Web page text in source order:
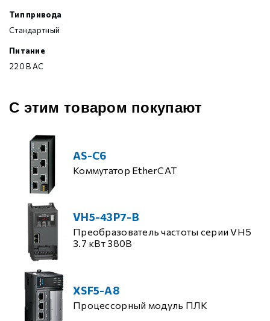
Тип привода
Стандартный
Питание
220 В AC
С этим товаром покупают
AS-C6
Коммутатор EtherCAT
VH5-43P7-B
Преобразователь частоты серии VH5
3.7 кВт 380В
XSF5-A8
Процессорный модуль ПЛК